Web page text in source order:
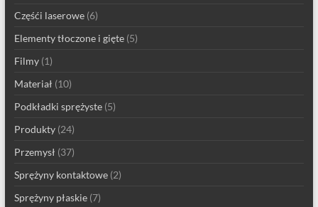
Częśći laserowe(6)
Elementy tłoczone i gięte(5)
Filmy(1)
Materiał (10)
Podkładki sprężyste(5)
Produkty(24)
Przemysł (37)
Sprężyny kontaktowe(2)
Sprężyny płaskie(7)